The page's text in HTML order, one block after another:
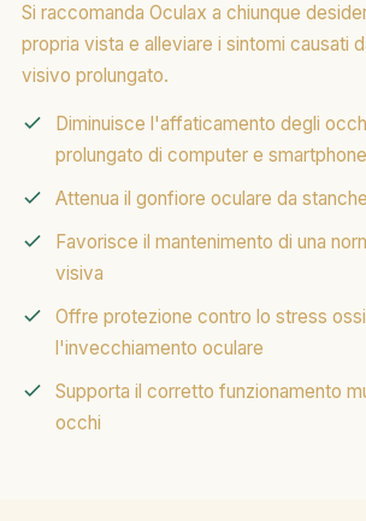
Si raccomanda Oculax a chiunque
propria vista e alleviare i sintomi causati
visivo prolungato.
Diminuisce l'affaticamento degli
prolungato di computer e smartphone
Attenua il gonfiore oculare da
Favorisce il mantenimento di una
visiva
Offre protezione contro lo stress
l'invecchiamento oculare
Supporta il corretto funzionamento
occhi